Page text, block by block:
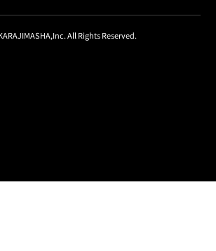
All Rights Reserved.